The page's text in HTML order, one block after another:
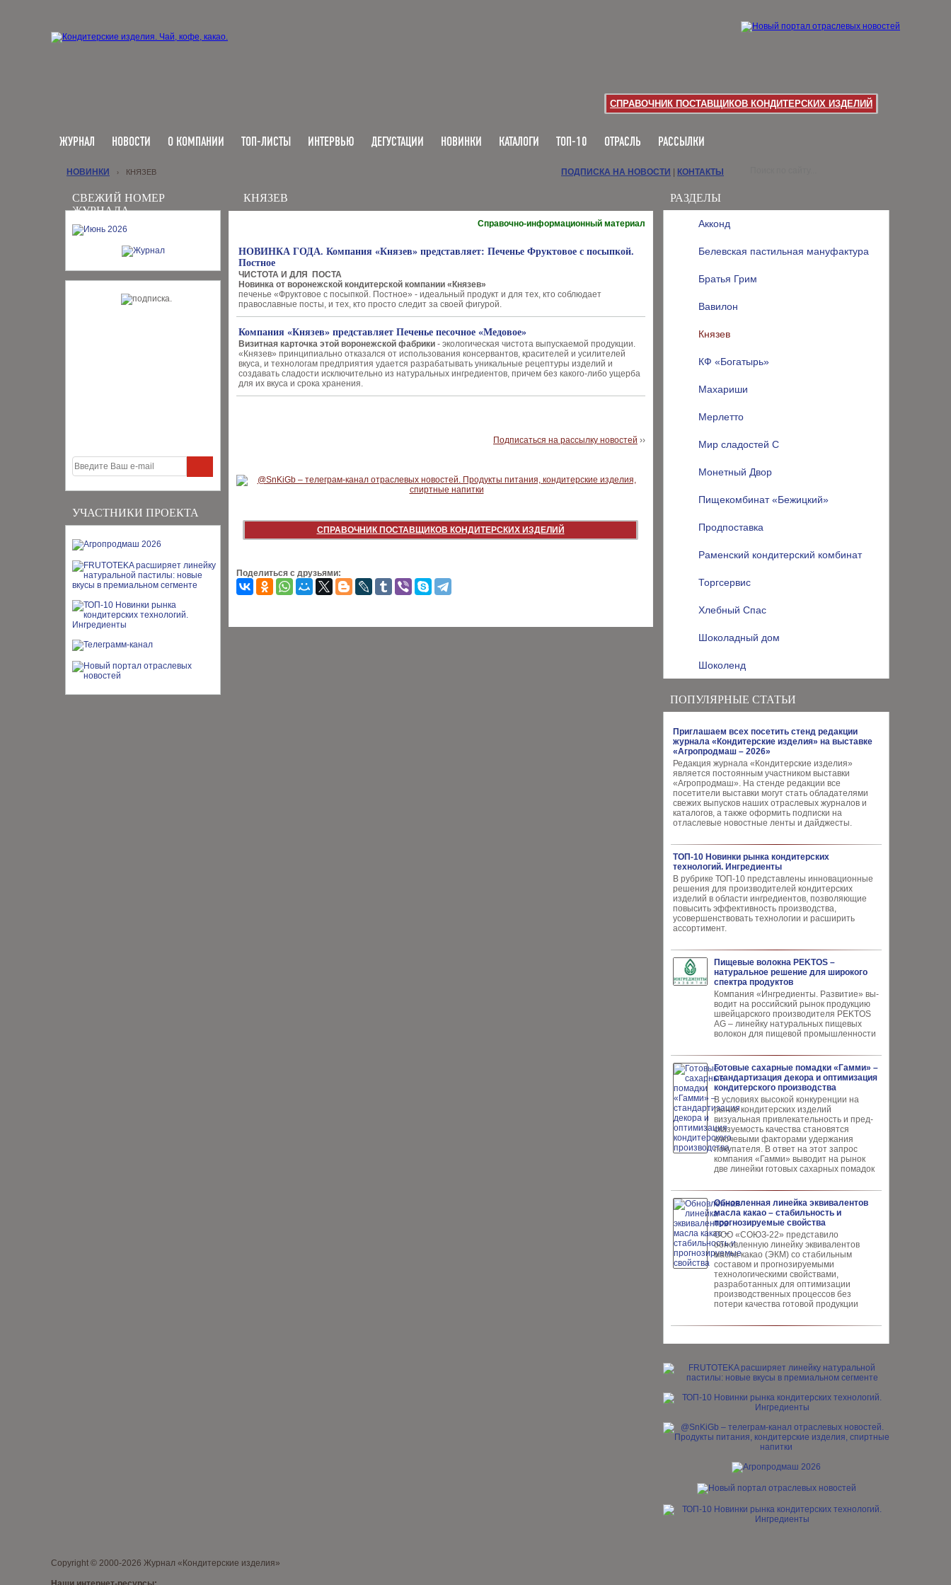
СПРАВОЧНИК ПОСТАВЩИКОВ КОНДИТЕРСКИХ ИЗДЕЛИЙ
ЖУРНАЛ НОВОСТИ О КОМПАНИИ ТОП-ЛИСТЫ ИНТЕРВЬЮ ДЕГУСТАЦИИ НОВИНКИ КАТАЛОГИ ТОП-10 ОТРАСЛЬ РАССЫЛКИ
СВЕЖИЙ НОМЕР
ЖУРНАЛА
УЧАСТНИКИ ПРОЕКТА
РАЗДЕЛЫ
Акконд
Белевская пастильная мануфактура
Братья Грим
Вавилон
Князев
КФ «Богатырь»
Махариши
Мерлетто
Мир сладостей С
Монетный Двор
Пищекомбинат «Бежицкий»
Продпоставка
Раменский кондитерский комбинат
Торгсервис
Хлебный Спас
Шоколадный дом
Шоколенд
ПОПУЛЯРНЫЕ СТАТЬИ
Приглашаем всех посетить стенд редакции
журнала «Кондитерские изделия» на выставке
«Агропродмаш – 2026»
Редакция журнала «Кондитерские изделия»
является постоянным участником выставки
«Агропродмаш». На стенде редакции все
посетители выставки могут стать обладателями
свежих выпусков наших отраслевых журналов и
каталогов, а также оформить подписки на
отласлевые новостные ленты и дайджесты.
ТОП-10 Новинки рынка кондитерских
технологий. Ингредиенты
В рубрике ТОП-10 представлены инновационные
решения для производителей кондитерских
изделий в области ингредиентов, позволяющие
повысить эффективность производства,
усовершенствовать технологии и расширить
ассортимент.
Пищевые волокна PEKTOS –
натуральное решение для широкого
спектра продуктов
Компания «Ингредиенты. Развитие» вы­
водит на российский рынок продукцию
швей­царского производителя PEKTOS
AG – ли­нейку натуральных пищевых
волокон для пи­щевой промышленности
Готовые сахарные помадки «Гамми» –
стандартизация декора и оптимизация
кондитерского производства
В условиях высокой кон­куренции на
рынке конди­терских изделий
визуальная привлекательность и пред­
сказуемость качества ста­новятся
ключевыми факто­рами удержания
покупателя. В ответ на этот запрос
компания «Гамми» выводит на рынок
две линейки готовых сахарных помадок
Обновленная линейка эквивалентов
масла какао – стабильность и
прогнозируемые свойства
ООО «СОЮЗ-22» представило
обновлен­ную линейку эквивалентов
масла ка­као (ЭКМ) со стабильным
составом и прогнозируемыми
технологическими свойствами,
разработанных для опти­мизации
производственных процес­сов без
потери качества готовой про­дукции
НОВИНКИ › КНЯЗЕВ ПОДПИСКА НА НОВОСТИ КОНТАКТЫ
КНЯЗЕВ
Справочно-информационный материал
НОВИНКА ГОДА. Компания «Князев» представляет: Печенье Фруктовое с посыпкой.
Постное
ЧИСТОТА И ДЛЯ ПОСТА
Новинка от воронежской кондитерской компании «Князев»
печенье «Фруктовое с посыпкой. Постное» - идеальный продукт и для тех, кто соблюдает
православные посты, и тех, кто просто следит за своей фигурой.
Компания «Князев» представляет Печенье песочное «Медовое»
Визитная карточка этой воронежской фабрики - экологическая чистота выпускаемой продукции.
«Князев» принципиально отказался от использования консервантов, красителей и усилителей
вкуса, и технологам предприятия удается разрабатывать уникальные рецептуры изделий и
создавать сладости исключительно из натуральных ингредиентов, причем без какого-либо ущерба
для их вкуса и срока хранения.
Подписаться на рассылку новостей ››
СПРАВОЧНИК ПОСТАВЩИКОВ КОНДИТЕРСКИХ ИЗДЕЛИЙ
Поделиться с друзьями:
Copyright © 2000-2026 Журнал «Кондитерские изделия»